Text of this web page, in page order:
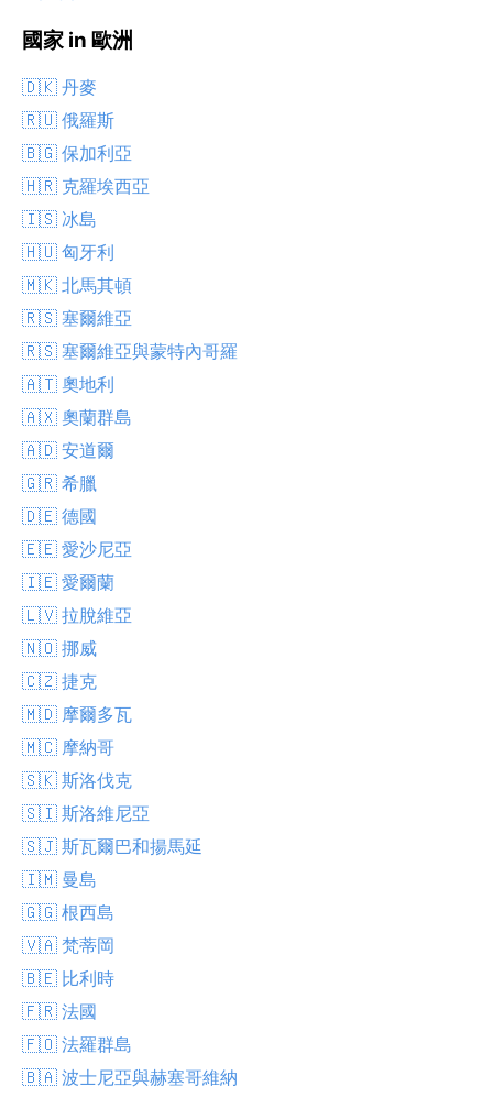
國家 in 歐洲
🇩🇰 丹麥
🇷🇺 俄羅斯
🇧🇬 保加利亞
🇭🇷 克羅埃西亞
🇮🇸 冰島
🇭🇺 匈牙利
🇲🇰 北馬其頓
🇷🇸 塞爾維亞
🇷🇸 塞爾維亞與蒙特內哥羅
🇦🇹 奧地利
🇦🇽 奧蘭群島
🇦🇩 安道爾
🇬🇷 希臘
🇩🇪 德國
🇪🇪 愛沙尼亞
🇮🇪 愛爾蘭
🇱🇻 拉脫維亞
🇳🇴 挪威
🇨🇿 捷克
🇲🇩 摩爾多瓦
🇲🇨 摩納哥
🇸🇰 斯洛伐克
🇸🇮 斯洛維尼亞
🇸🇯 斯瓦爾巴和揚馬延
🇮🇲 曼島
🇬🇬 根西島
🇻🇦 梵蒂岡
🇧🇪 比利時
🇫🇷 法國
🇫🇴 法羅群島
🇧🇦 波士尼亞與赫塞哥維納